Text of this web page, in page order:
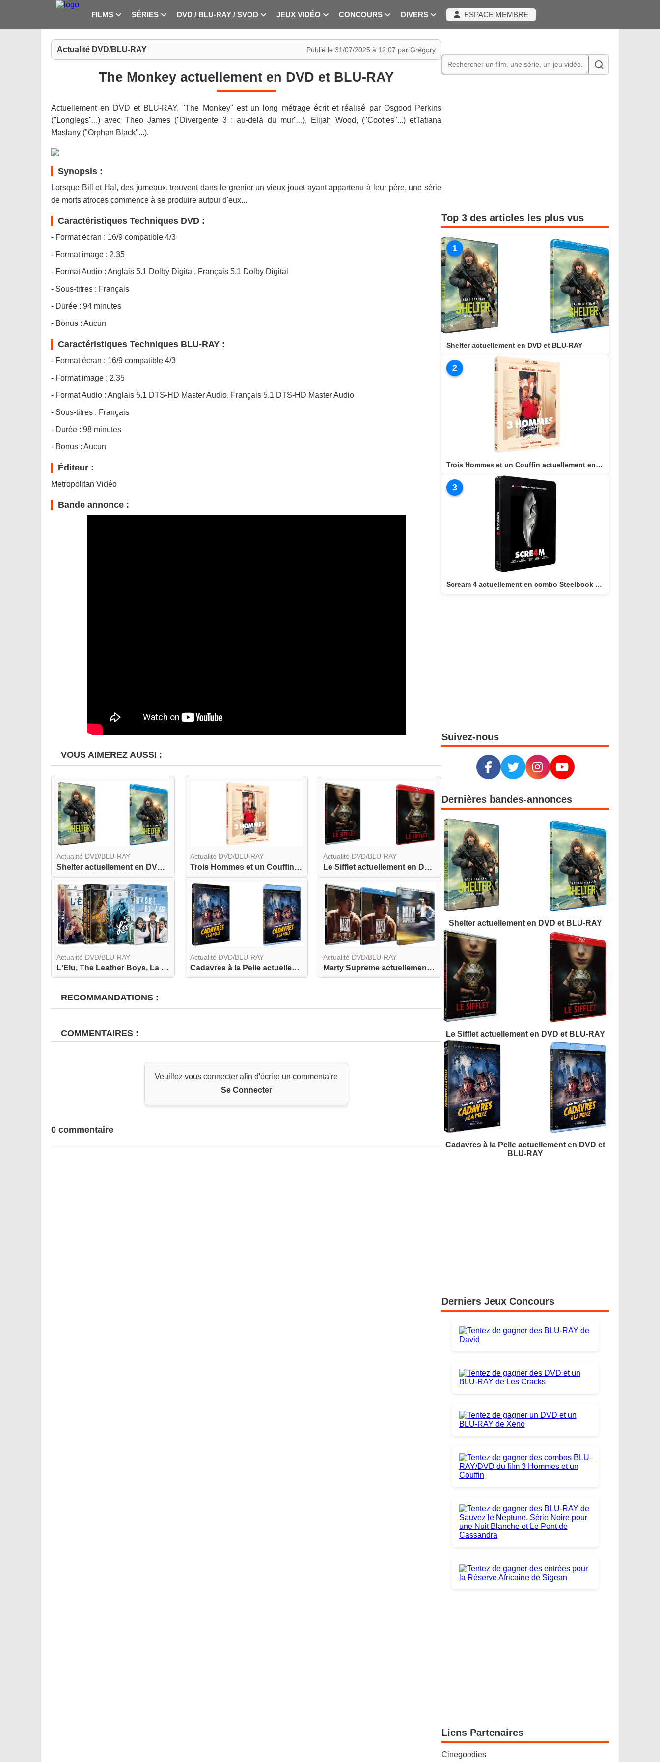
FILMS SÉRIES DVD / BLU-RAY / SVOD JEUX VIDÉO CONCOURS DIVERS ESPACE MEMBRE
Actualité DVD/BLU-RAY Publié le 31/07/2025 à 12:07 par Grégory
The Monkey actuellement en DVD et BLU-RAY
Actuellement en DVD et BLU-RAY, "The Monkey" est un long métrage écrit et réalisé par Osgood Perkins
("Longlegs"...) avec Theo James ("Divergente 3 : au-delà du mur"...), Elijah Wood, ("Cooties"...) etTatiana
Maslany ("Orphan Black"...).
Synopsis :
Lorsque Bill et Hal, des jumeaux, trouvent dans le grenier un vieux jouet ayant appartenu à leur père, une série
de morts atroces commence à se produire autour d'eux...
Caractéristiques Techniques DVD :
- Format écran : 16/9 compatible 4/3
- Format image : 2.35
- Format Audio : Anglais 5.1 Dolby Digital, Français 5.1 Dolby Digital
- Sous-titres : Français
- Durée : 94 minutes
- Bonus : Aucun
Caractéristiques Techniques BLU-RAY :
- Format écran : 16/9 compatible 4/3
- Format image : 2.35
- Format Audio : Anglais 5.1 DTS-HD Master Audio, Français 5.1 DTS-HD Master Audio
- Sous-titres : Français
- Durée : 98 minutes
- Bonus : Aucun
Éditeur :
Metropolitan Vidéo
Bande annonce :
VOUS AIMEREZ AUSSI :
Actualité DVD/BLU-RAY
Shelter actuellement en DVD et BLU-RAY
Actualité DVD/BLU-RAY
Trois Hommes et un Couffin actuellement en combo...
Actualité DVD/BLU-RAY
Le Sifflet actuellement en DVD et BLU-RAY
Actualité DVD/BLU-RAY
L'Élu, The Leather Boys, La Bête de la Caverne H...
Actualité DVD/BLU-RAY
Cadavres à la Pelle actuellement en DVD et BLU-R...
Actualité DVD/BLU-RAY
Marty Supreme actuellement en DVD, BLU-RAY et BL...
RECOMMANDATIONS :
COMMENTAIRES :
Veuillez vous connecter afin d'écrire un commentaire
Se Connecter
0 commentaire
Top 3 des articles les plus vus
1
Shelter actuellement en DVD et BLU-RAY
2
Trois Hommes et un Couffin actuellement en combo BLU-RAY/DVD
3
Scream 4 actuellement en combo Steelbook BLU-RAY 4K + BLU-RAY
Suivez-nous
Dernières bandes-annonces
Shelter actuellement en DVD et BLU-RAY
Le Sifflet actuellement en DVD et BLU-RAY
Cadavres à la Pelle actuellement en DVD et
BLU-RAY
Derniers Jeux Concours
Liens Partenaires
Cinegoodies